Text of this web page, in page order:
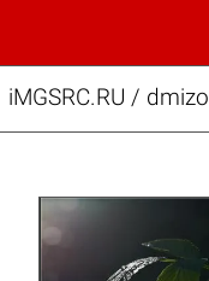
iMGSRC.RU / dmizo